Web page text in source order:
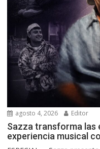
agosto 4, 2026 Editor
Sazza transforma las
experiencia musical